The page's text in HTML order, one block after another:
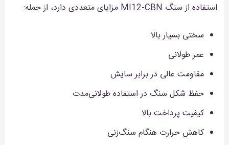
استفاده از سنگ MI12-CBN مزایای متعددی دارد، از جمله:
سختی بسیار بالا
عمر طولانی
مقاومت عالی در برابر سایش
حفظ شکل سنگ در استفاده طولانی‌مدت
کیفیت پرداخت بالا
کاهش حرارت هنگام سنگ‌زنی